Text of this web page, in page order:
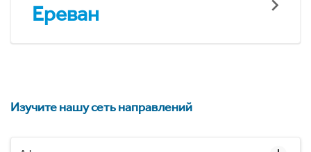
Ереван
Изучите нашу сеть направлений